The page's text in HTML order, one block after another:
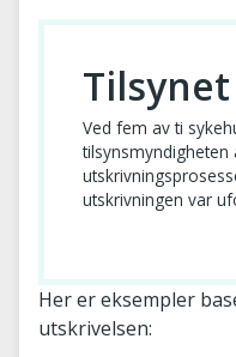
Ved fem av ti
tilsynsmyndigheten
utskrivningen var
Her er eksempler
utskrivelsen: